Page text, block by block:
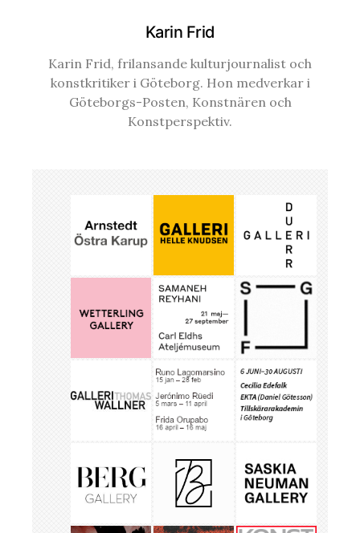
Karin Frid
Karin Frid, frilansande kulturjournalist och
konstkritiker i Göteborg. Hon medverkar i
Göteborgs-Posten, Konstnären och
Konstperspektiv.